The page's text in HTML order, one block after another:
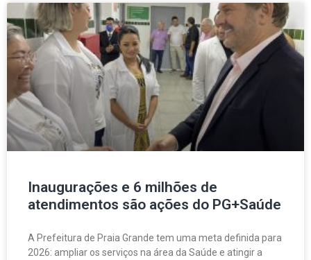
Inaugurações e 6 milhões de
atendimentos são ações do PG+Saúde
A Prefeitura de Praia Grande tem uma meta definida para
2026: ampliar os serviços na área da Saúde e atingir a